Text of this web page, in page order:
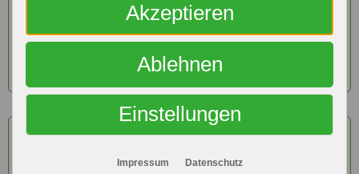
53474 Bad Neuenahr
Der Raiffeisen-Markt Bad Neuenahr hat zum Jahresende 2025
dauerhaft geschlossen.
Badem
Dudeldorfer Straße 59
Akzeptieren
Ablehnen
Einstellungen
Impressum Datenschutz